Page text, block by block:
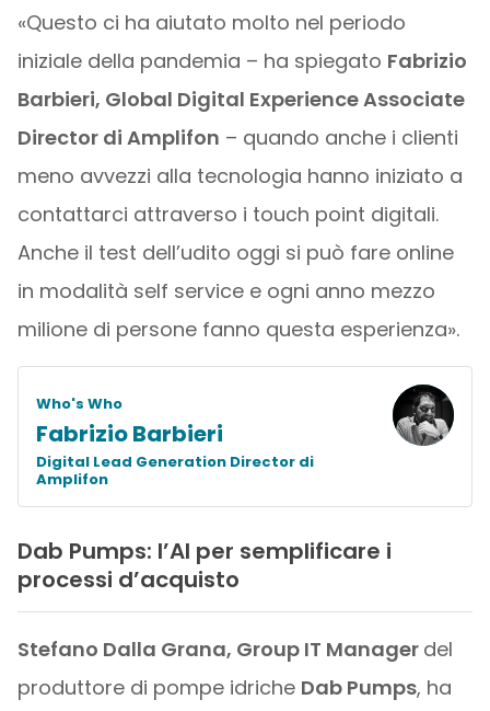
«Questo ci ha aiutato molto nel periodo
iniziale della pandemia – ha spiegato Fabrizio
Barbieri, Global Digital Experience Associate
Director di Amplifon – quando anche i clienti
meno avvezzi alla tecnologia hanno iniziato a
contattarci attraverso i touch point digitali.
Anche il test dell’udito oggi si può fare online
in modalità self service e ogni anno mezzo
milione di persone fanno questa esperienza».
Who's Who
Fabrizio Barbieri
Digital Lead Generation Director di
Amplifon
Dab Pumps: l’AI per semplificare i
processi d’acquisto
Stefano Dalla Grana, Group IT Manager del
produttore di pompe idriche Dab Pumps, ha